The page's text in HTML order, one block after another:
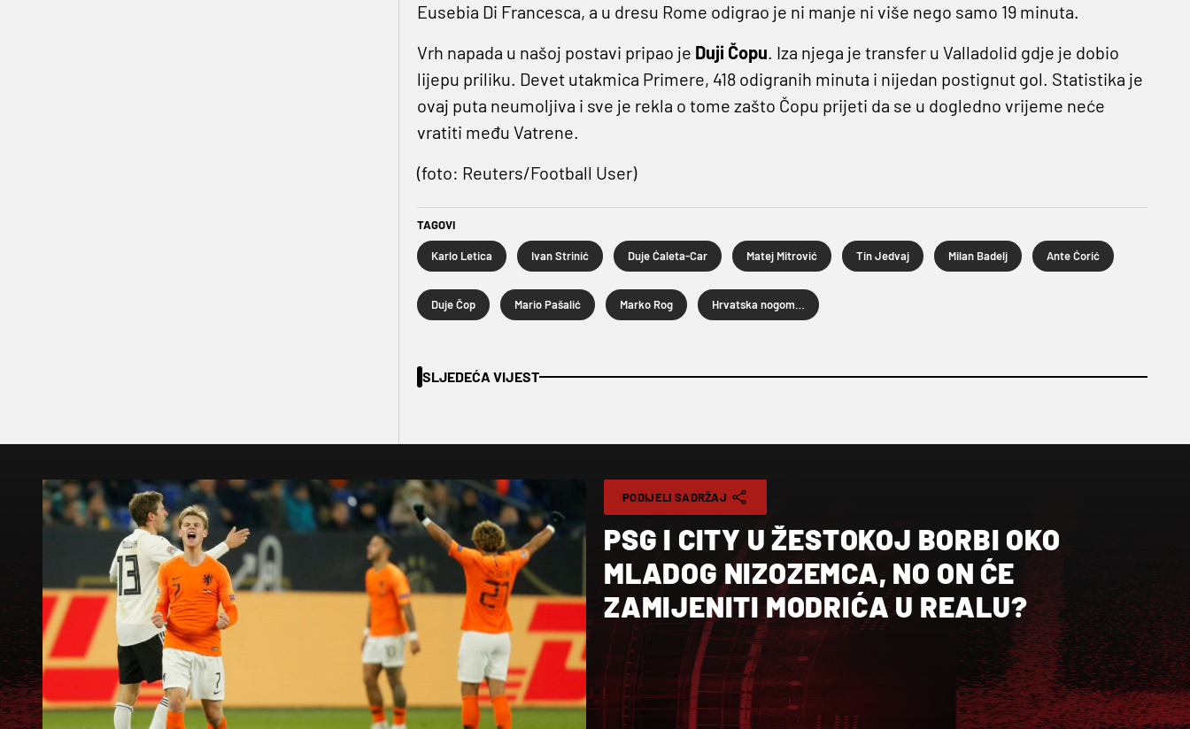
Eusebia Di Francesca, a u dresu Rome odigrao je ni manje ni više nego samo 19 minuta.
Vrh napada u našoj postavi pripao je Duji Čopu. Iza njega je transfer u Valladolid gdje je dobio
lijepu priliku. Devet utakmica Primere, 418 odigranih minuta i nijedan postignut gol. Statistika je
ovaj puta neumoljiva i sve je rekla o tome zašto Čopu prijeti da se u dogledno vrijeme neće
vratiti među Vatrene.
(foto: Reuters/Football User)
TAGOVI
Karlo Letica Ivan Strinić Duje Ćaleta-Car Matej Mitrović Tin Jedvaj Milan Badelj Ante Ćorić
Duje Čop Mario Pašalić Marko Rog Hrvatska nogometna reprezentacija
SLJEDEĆA VIJEST
PODIJELI SADRŽAJ
PSG I CITY U ŽESTOKOJ BORBI OKO
MLADOG NIZOZEMCA, NO ON ĆE
ZAMIJENITI MODRIĆA U REALU?